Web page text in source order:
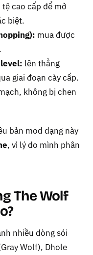
cao cấp để mở
biệt.
mua được
lên thẳng
giai đoạn cày cấp.
không bị chen
bản mod dạng này
, vì lý do mình phân
The Wolf
nhiều dòng sói
Wolf), Dhole